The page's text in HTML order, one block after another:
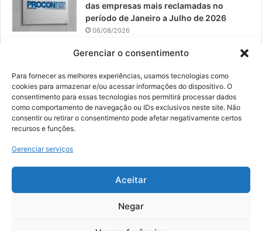
Gerenciar o consentimento
Para fornecer as melhores experiências, usamos tecnologias como
cookies para armazenar e/ou acessar informações do dispositivo. O
consentimento para essas tecnologias nos permitirá processar dados
como comportamento de navegação ou IDs exclusivos neste site. Não
consentir ou retirar o consentimento pode afetar negativamente certos
recursos e funções.
Gerenciar serviços
Aceitar
Negar
das empresas mais reclamadas no
período de Janeiro a Julho de 2026
06/08/2026
Prefeitura convoca organizações de
Resíduos Sólidos
05/08/2026
© 2026, Todos os direitos reservados | Desenvolvido por:
Digital Business| Hospedado por:NP Publicidade
Fale Conosco
Sobre Nós
Política de Segurança e Privacidade